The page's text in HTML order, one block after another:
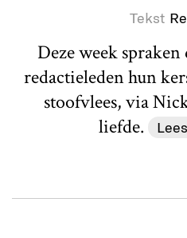
Tekst
Deze week
redactieleden hun
stoofvlees, via
liefde.